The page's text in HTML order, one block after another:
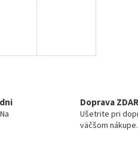
Doprava
Ušetrite pri
väčšom nákupe.